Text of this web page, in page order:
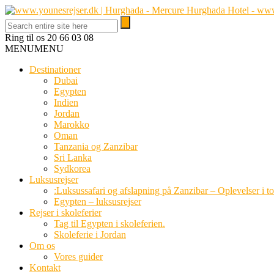
Ring til os 20 66 03 08
MENUMENU
Destinationer
Dubai
Egypten
Indien
Jordan
Marokko
Oman
Tanzania og Zanzibar
Sri Lanka
Sydkorea
Luksusrejser
:Luksussafari og afslapning på Zanzibar – Oplevelser i
Egypten – luksusrejser
Rejser i skoleferier
Tag til Egypten i skoleferien.
Skoleferie i Jordan
Om os
Vores guider
Kontakt